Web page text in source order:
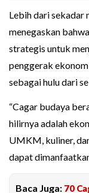
Lebih dari sekadar
menegaskan
strategis untuk
penggerak
sebagai hulu dari
“Cagar budaya
hilirnya adalah
UMKM, kuliner,
dapat
Baca Juga: 70